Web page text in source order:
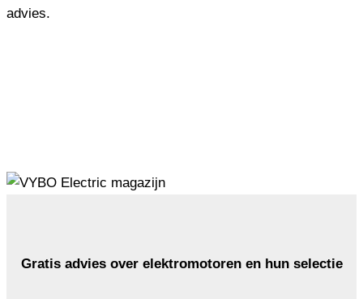
advies.
Gratis advies over elektromotoren en hun selectie